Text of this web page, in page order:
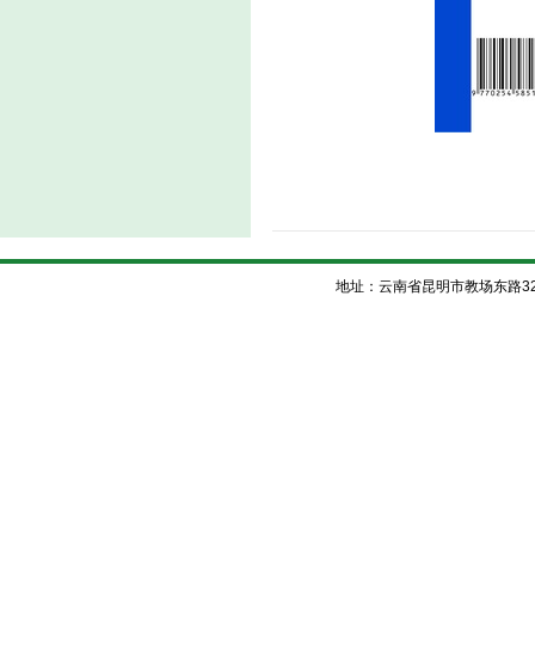
地址：云南省昆明市教场东